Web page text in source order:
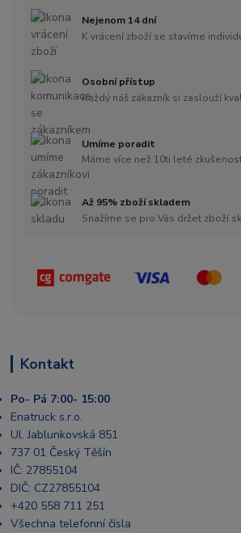
Nejenom 14 dní
K vrácení zboží se stavíme
Osobní přístup
Každý náš zákazník si zaslouží
Umíme poradit
Máme více než 10ti leté
Až 95% zboží skladem
Snažíme se pro Vás držet zboží
Kontakt
Po- Pá 7:00- 15:00
Enatruck s.r.o.
Ul. Jablunkovská 851
737 01 Český Těšín
IČ: 27855104
DIČ: CZ27855104
+420 558 711 251
Všechna telefonní čísla